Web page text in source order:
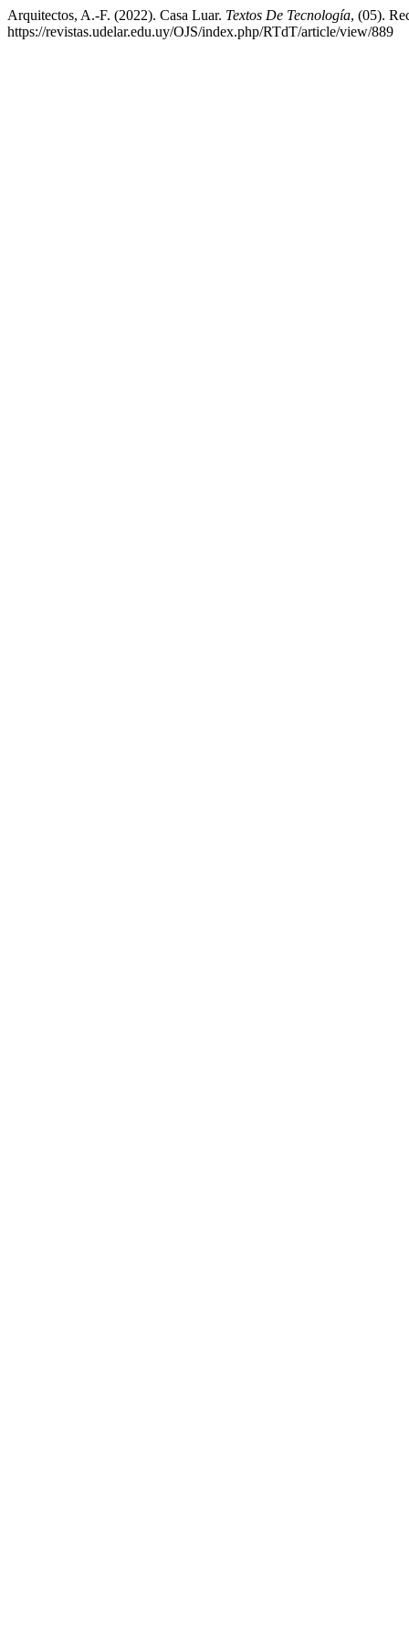
Arquitectos, A.-F. (2022). Casa Luar. Textos De Tecnología, (05).
https://revistas.udelar.edu.uy/OJS/index.php/RTdT/article/view/889